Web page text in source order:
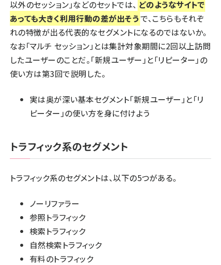
以外のセッション」などのセットでは、 どのようなサイトで
あっても大きく利用行動の差が出そうで、こちらもそれぞ
れの特徴が出る代表的なセグメントになるのではないか。
なお「マルチ セッション」とは集計対象期間に2回以上訪問
したユーザーのことだ。「新規ユーザー」と「リピーター」の
使い方は第3回で説明した。
実は奥が深い基本セグメント「新規ユーザー」と「リ
ピーター」の使い方を身に付けよう
トラフィック系のセグメント
トラフィック系のセグメントは、以下の5つがある。
ノーリファラー
参照トラフィック
検索トラフィック
自然検索トラフィック
有料のトラフィック